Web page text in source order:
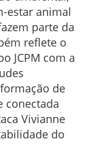
estar animal
parte da
reflete o
JCPM com a
de
conectada
Vivianne
do